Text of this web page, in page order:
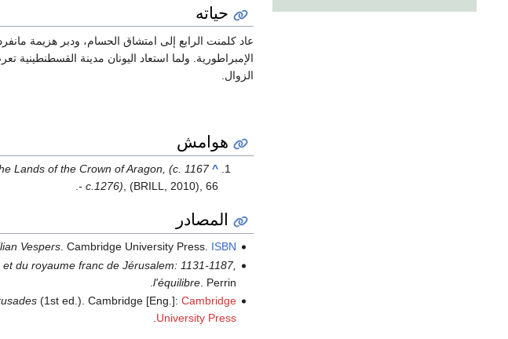
حياته
عاد كلمنت الرابع إلى امتشاق الحسام، ودبر هزيمة
الإمبراطورية. ولما استعاد اليونان مدينة القسطنطينية
الزوال.
هوامش
^
Lands of the Crown of Aragon, (c. 1167
- c.1276) , (BRILL, 2010), 66.
المصادر
Vespers. Cambridge University Press. ISBN
du royaume franc de Jérusalem: 1131-1187,
l'équilibre. Perrin.
(1st ed.). Cambridge [Eng.]: Cambridge
University Press